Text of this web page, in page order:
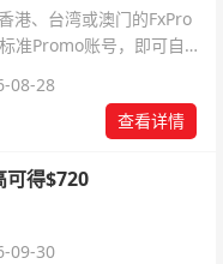
港、台湾或澳门的FxPro
准Promo账号，即可自动
08-28
查看详情
可得$720
09-30